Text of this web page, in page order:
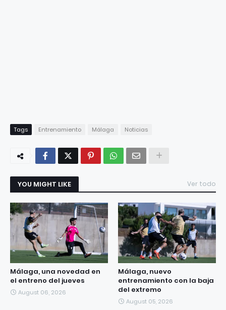
Tags Entrenamiento Málaga Noticias
YOU MIGHT LIKE Ver todo
Málaga, una novedad en
el entreno del jueves
August 06, 2026
Málaga, nuevo
entrenamiento con la baja
del extremo
August 05, 2026